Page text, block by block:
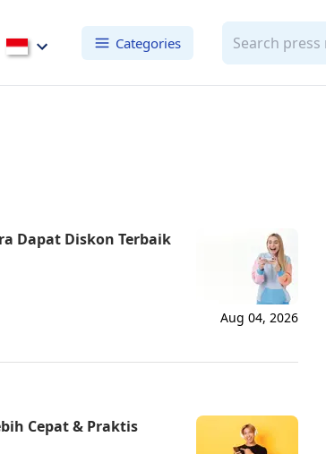
Categories
Dapat Diskon Terbaik
Aug 04, 2026
Cepat & Praktis